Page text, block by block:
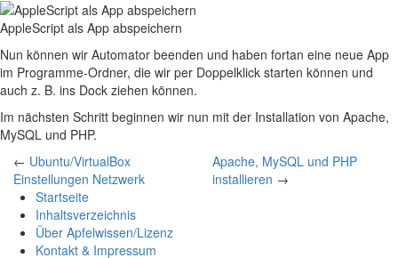
AppleScript als App abspeichern
Nun können wir Automator beenden und haben fortan eine neue App
im Programme-Ordner, die wir per Doppelklick starten können und
auch z. B. ins Dock ziehen können.
Im nächsten Schritt beginnen wir nun mit der Installation von Apache,
MySQL und PHP.
← Ubuntu/VirtualBox
Einstellungen Netzwerk
Apache, MySQL und PHP
installieren →
Startseite
Inhaltsverzeichnis
Über Apfelwissen/Lizenz
Kontakt & Impressum